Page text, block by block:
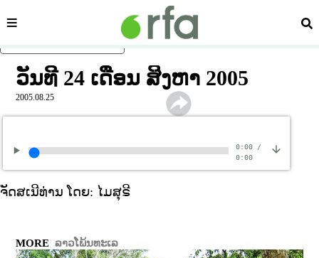
ໝວດ ຄົ້
ວັນທີ 24 ເດືອນ ສິງຫາ 2005
2005.08.25
0:00/
0:00
ຈັດສເນີທ່ານ ໂດຍ: ໄມສຸຣີ
MORE ລາວໂພ້ນທະເລ